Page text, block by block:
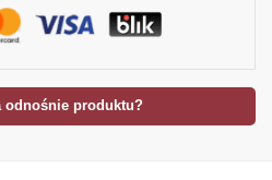
odnośnie produktu?